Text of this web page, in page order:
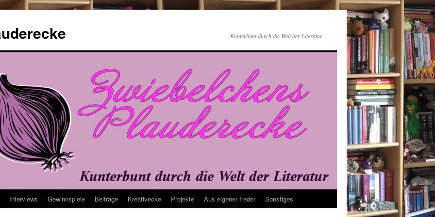
Kunterbunt durch die Welt der Literatur
Interviews Gewinnspiele Beiträge Kreativecke Projekte Aus eigener Feder Sonstiges